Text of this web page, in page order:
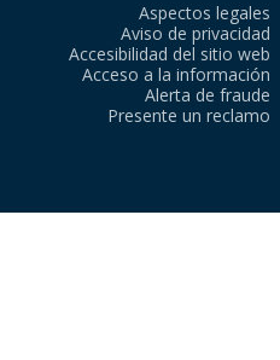
Aspectos legales
Aviso de privacidad
Accesibilidad del sitio web
Acceso a la información
Alerta de fraude
Presente un reclamo